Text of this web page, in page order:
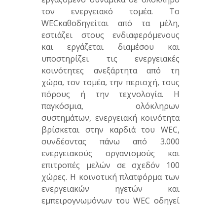
τον ενεργειακό τομέα. Το
WECκαθοδηγείται από τα μέλη,
εστιάζει στους ενδιαφερόμενους
και εργάζεται διαμέσου και
υποστηρίζει τις ενεργειακές
κοινότητες ανεξάρτητα από τη
χώρα, τον τομέα, την περιοχή, τους
πόρους ή την τεχνολογία. Η
παγκόσμια, ολόκληρων
συστημάτων, ενεργειακή κοινότητα
βρίσκεται στην καρδιά του WEC,
συνδέοντας πάνω από 3.000
ενεργειακούς οργανισμούς και
επιτροπές μελών σε σχεδόν 100
χώρες. Η κοινοτική πλατφόρμα των
ενεργειακών ηγετών και
εμπειρογνωμόνων του WEC οδηγεί